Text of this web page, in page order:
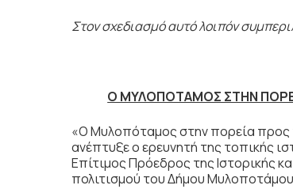
Στον σχεδιασμό αυτό λοιπόν
Ο ΜΥΛΟΠΟΤΑΜΟΣ ΣΤΗΝ
«Ο Μυλοπόταμος στην πορεία προς
ανέπτυξε ο ερευνητή της τοπικής
Επίτιμος Πρόεδρος της Ιστορικής
πολιτισμού του Δήμου